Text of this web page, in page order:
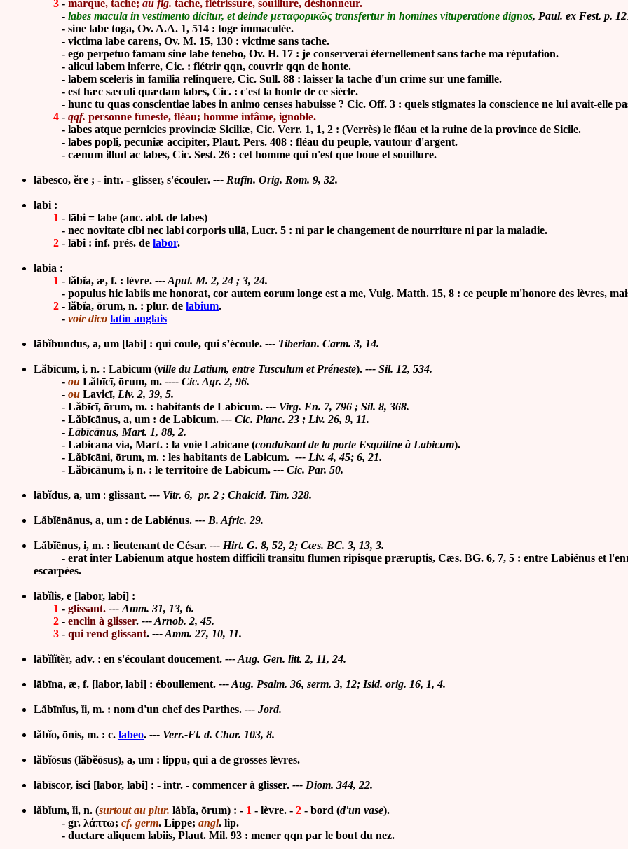
3 - marque, tache; au fig. tache, flétrissure, souillure, déshonneur.
- labes macula in vestimento dicitur, et deinde μεταφορικῶς transfertur in homines vituperatione dignos, Paul. ex Fest. p.
- sine labe toga, Ov. A.A. 1, 514 : toge immaculée.
- victima labe carens, Ov. M. 15, 130 : victime sans tache.
- ego perpetuo famam sine labe tenebo, Ov. H. 17 : je conserverai éternellement sans tache ma réputation.
- alicui labem inferre, Cic. : flétrir qqn, couvrir qqn de honte.
- labem sceleris in familia relinquere, Cic. Sull. 88 : laisser la tache d'un crime sur une famille.
- est hæc sæculi quædam labes, Cic. : c'est la honte de ce siècle.
- hunc tu quas conscientiae labes in animo censes habuisse ? Cic. Off. 3 : quels stigmates la conscience ne lui avait-elle
4 - qqf. personne funeste, fléau; homme infâme, ignoble.
- labes atque pernicies provinciæ Siciliæ, Cic. Verr. 1, 1, 2 : (Verrès) le fléau et la ruine de la province de Sicile.
- labes popli, pecuniæ accipiter, Plaut. Pers. 408 : fléau du peuple, vautour d'argent.
- cænum illud ac labes, Cic. Sest. 26 : cet homme qui n'est que boue et souillure.
lābesco, ĕre ; - intr. - glisser, s'écouler. --- Rufin. Orig. Rom. 9, 32.
labi :
1 - lābi = labe (anc. abl. de labes)
- nec novitate cibi nec labi corporis ullā, Lucr. 5 : ni par le changement de nourriture ni par la maladie.
2 - lābi : inf. prés. de labor.
labia :
1 - lăbĭa, æ, f. : lèvre. --- Apul. M. 2, 24 ; 3, 24.
- populus hic labiis me honorat, cor autem eorum longe est a me, Vulg. Matth. 15, 8 : ce peuple m'honore des lèvres,
2 - lăbĭa, ōrum, n. : plur. de labium.
- voir dico latin anglais
lābĭbundus, a, um [labi] : qui coule, qui s’écoule. --- Tiberian. Carm. 3, 14.
Lăbīcum, i, n. : Labicum (ville du Latium, entre Tusculum et Préneste). --- Sil. 12, 534.
- ou Lăbīcī, ōrum, m. ---- Cic. Agr. 2, 96.
- ou Lavicī, Liv. 2, 39, 5.
- Lăbīcī, ōrum, m. : habitants de Labicum. --- Virg. En. 7, 796 ; Sil. 8, 368.
- Lăbīcānus, a, um : de Labicum. --- Cic. Planc. 23 ; Liv. 26, 9, 11.
- Lābīcānus, Mart. 1, 88, 2.
- Labicana via, Mart. : la voie Labicane (conduisant de la porte Esquiline à Labicum).
- Lăbīcāni, ōrum, m. : les habitants de Labicum. --- Liv. 4, 45; 6, 21.
- Lăbīcānum, i, n. : le territoire de Labicum. --- Cic. Par. 50.
lābĭdus, a, um : glissant. --- Vitr. 6, pr. 2 ; Chalcid. Tim. 328.
Lăbĭēnānus, a, um : de Labiénus. --- B. Afric. 29.
Lăbĭēnus, i, m. : lieutenant de César. --- Hirt. G. 8, 52, 2; Cæs. BC. 3, 13, 3.
- erat inter Labienum atque hostem difficili transitu flumen ripisque præruptis, Cæs. BG. 6, 7, 5 : entre Labiénus et
escarpées.
lābĭlis, e [labor, labi] :
1 - glissant. --- Amm. 31, 13, 6.
2 - enclin à glisser. --- Arnob. 2, 45.
3 - qui rend glissant. --- Amm. 27, 10, 11.
lābĭlĭtĕr, adv. : en s'écoulant doucement. --- Aug. Gen. litt. 2, 11, 24.
lābīna, æ, f. [labor, labi] : éboullement. --- Aug. Psalm. 36, serm. 3, 12; Isid. orig. 16, 1, 4.
Lăbīnĭus, ĭi, m. : nom d'un chef des Parthes. --- Jord.
lăbĭo, ōnis, m. : c. labeo. --- Verr.-Fl. d. Char. 103, 8.
lăbĭōsus (lăbĕōsus), a, um : lippu, qui a de grosses lèvres.
lābīscor, isci [labor, labi] : - intr. - commencer à glisser. --- Diom. 344, 22.
lăbĭum, ĭi, n. (surtout au plur. lăbĭa, ōrum) : - 1 - lèvre. - 2 - bord (d'un vase).
- gr. λάπτω; cf. germ. Lippe; angl. lip.
- ductare aliquem labiis, Plaut. Mil. 93 : mener qqn par le bout du nez.